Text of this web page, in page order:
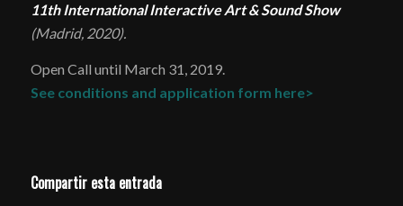
11th International Interactive Art & Sound Show
(Madrid, 2020).
Open Call until March 31, 2019.
See conditions and application form here>
Compartir esta entrada